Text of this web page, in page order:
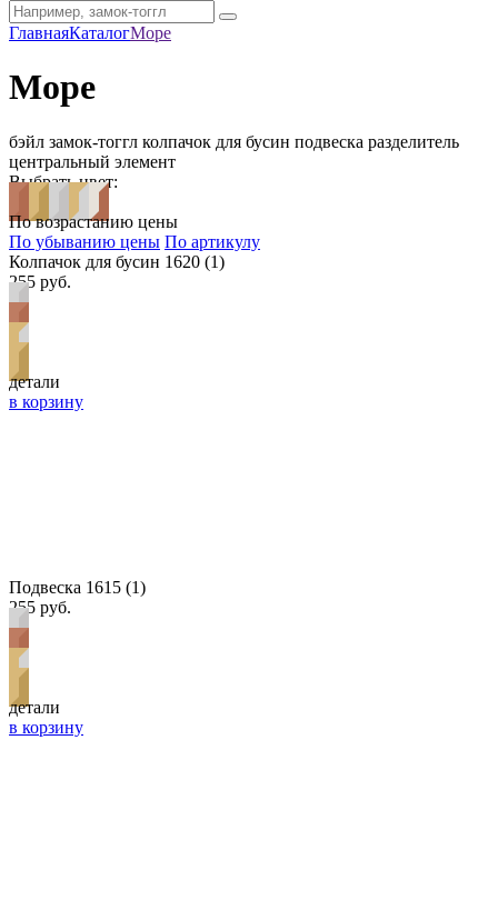
ГлавнаяКаталогМоре
Море
бэйл замок-тоггл колпачок для бусин подвеска разделитель
центральный элемент
Выбрать цвет:
По возрастанию цены
По убыванию цены По артикулу
Колпачок для бусин 1620 (1)
255 руб.
детали
в корзину
Подвеска 1615 (1)
255 руб.
детали
в корзину